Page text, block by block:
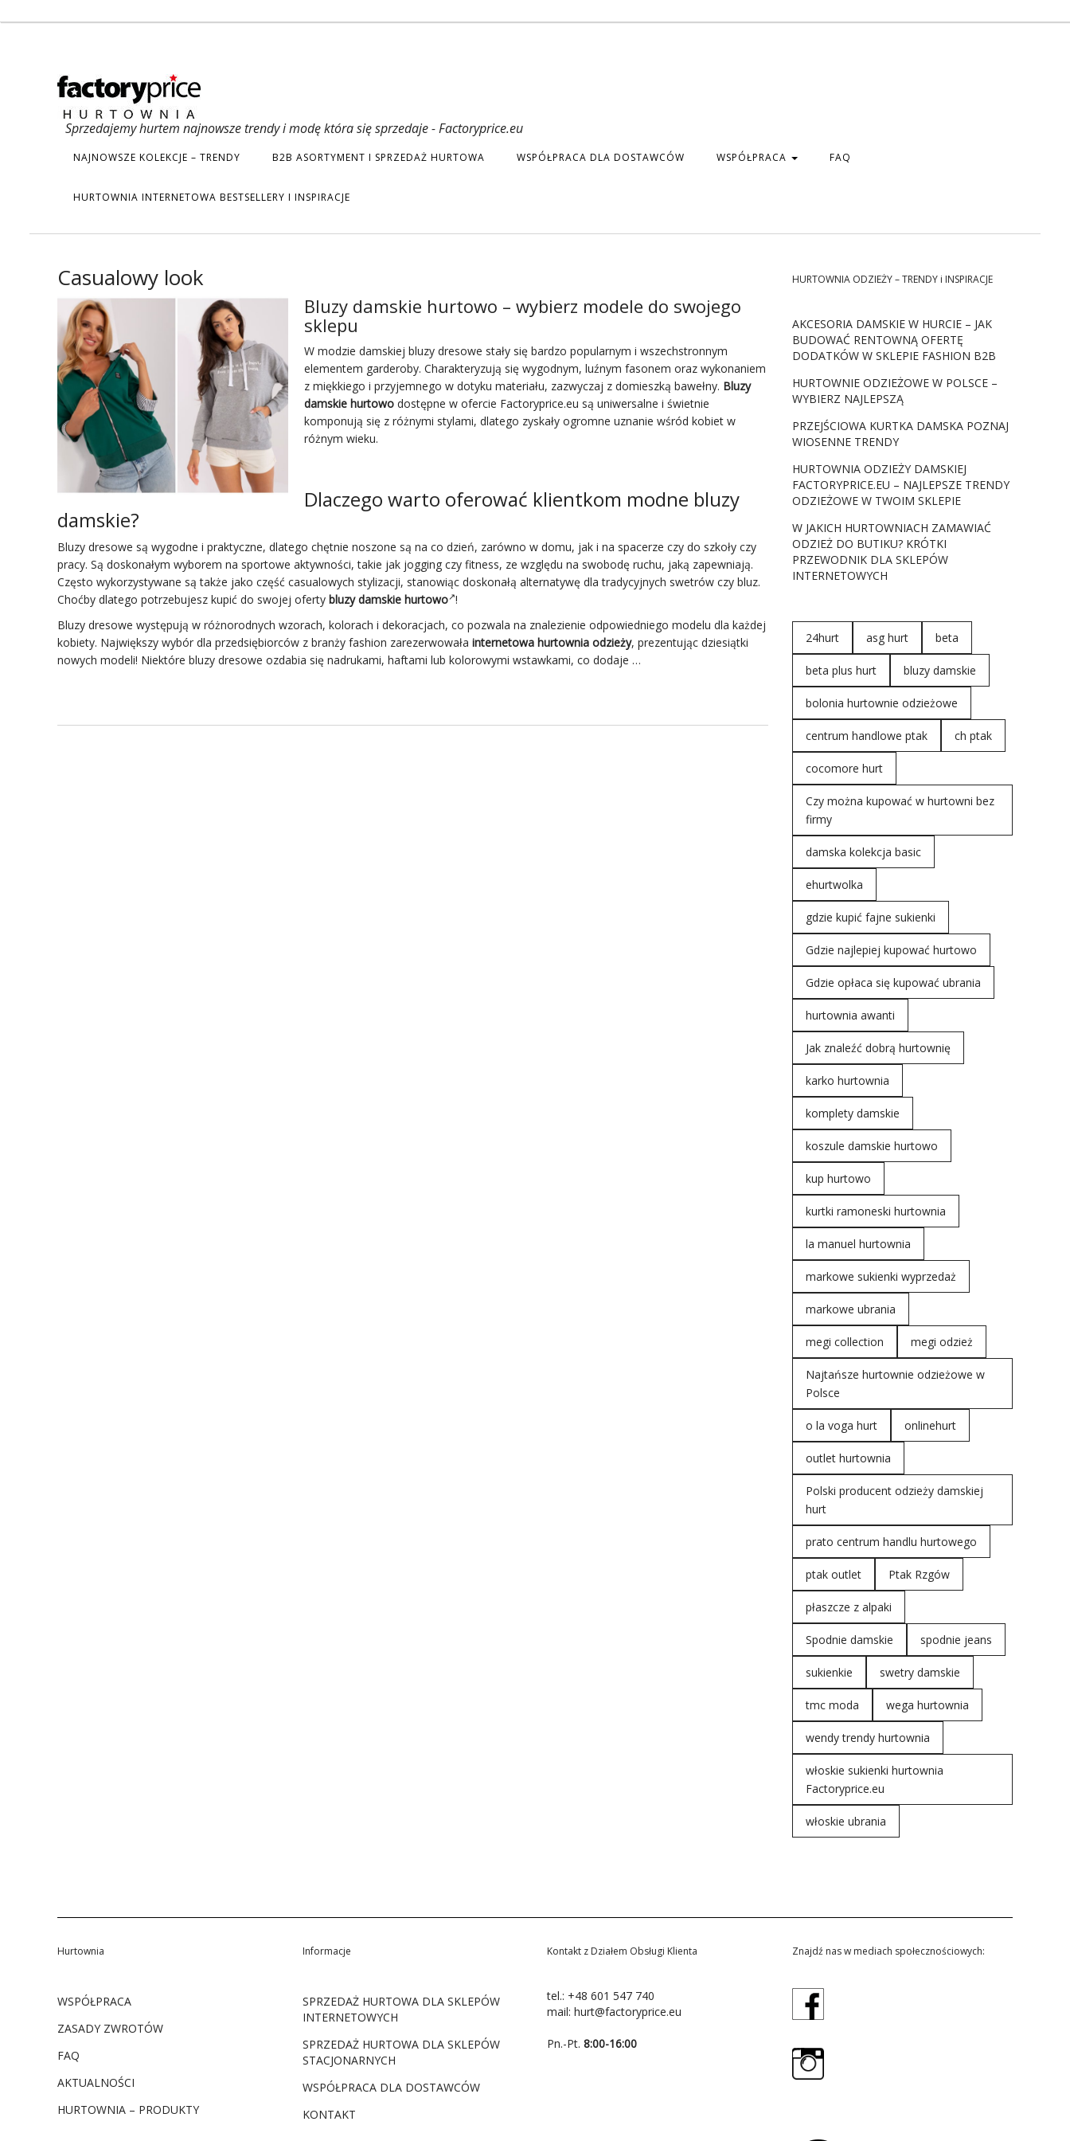
Sprzedajemy hurtem najnowsze trendy i modę która się sprzedaje - Factoryprice.eu
NAJNOWSZE KOLEKCJE – TRENDY B2B ASORTYMENT I SPRZEDAŻ HURTOWA WSPÓŁPRACA DLA DOSTAWCÓW WSPÓŁPRACA FAQ
HURTOWNIA INTERNETOWA BESTSELLERY I INSPIRACJE
Casualowy look
Bluzy damskie hurtowo – wybierz modele do swojego
sklepu
W modzie damskiej bluzy dresowe stały się bardzo popularnym i wszechstronnym
elementem garderoby. Charakteryzują się wygodnym, luźnym fasonem oraz wykonaniem
z miękkiego i przyjemnego w dotyku materiału, zazwyczaj z domieszką bawełny. Bluzy
damskie hurtowo dostępne w ofercie Factoryprice.eu są uniwersalne i świetnie
komponują się z różnymi stylami, dlatego zyskały ogromne uznanie wśród kobiet w
różnym wieku.
Dlaczego warto oferować klientkom modne bluzy
damskie?
Bluzy dresowe są wygodne i praktyczne, dlatego chętnie noszone są na co dzień, zarówno w domu, jak i na spacerze czy do szkoły czy
pracy. Są doskonałym wyborem na sportowe aktywności, takie jak jogging czy fitness, ze względu na swobodę ruchu, jaką zapewniają.
Często wykorzystywane są także jako część casualowych stylizacji, stanowiąc doskonałą alternatywę dla tradycyjnych swetrów czy bluz.
Choćby dlatego potrzebujesz kupić do swojej oferty bluzy damskie hurtowo !
Bluzy dresowe występują w różnorodnych wzorach, kolorach i dekoracjach, co pozwala na znalezienie odpowiedniego modelu dla każdej
kobiety. Największy wybór dla przedsiębiorców z branży fashion zarezerwowała internetowa hurtownia odzieży, prezentując dziesiątki
nowych modeli! Niektóre bluzy dresowe ozdabia się nadrukami, haftami lub kolorowymi wstawkami, co dodaje …
HURTOWNIA ODZIEŻY – TRENDY i INSPIRACJE
AKCESORIA DAMSKIE W HURCIE – JAK
BUDOWAĆ RENTOWNĄ OFERTĘ
DODATKÓW W SKLEPIE FASHION B2B
HURTOWNIE ODZIEŻOWE W POLSCE –
WYBIERZ NAJLEPSZĄ
PRZEJŚCIOWA KURTKA DAMSKA POZNAJ
WIOSENNE TRENDY
HURTOWNIA ODZIEŻY DAMSKIEJ
FACTORYPRICE.EU – NAJLEPSZE TRENDY
ODZIEŻOWE W TWOIM SKLEPIE
W JAKICH HURTOWNIACH ZAMAWIAĆ
ODZIEŻ DO BUTIKU? KRÓTKI
PRZEWODNIK DLA SKLEPÓW
INTERNETOWYCH
24hurt asg hurt beta
beta plus hurt bluzy damskie
bolonia hurtownie odzieżowe
centrum handlowe ptak ch ptak
cocomore hurt
Czy można kupować w hurtowni bez
firmy
damska kolekcja basic
ehurtwolka
gdzie kupić fajne sukienki
Gdzie najlepiej kupować hurtowo
Gdzie opłaca się kupować ubrania
hurtownia awanti
Jak znaleźć dobrą hurtownię
karko hurtownia
komplety damskie
koszule damskie hurtowo
kup hurtowo
kurtki ramoneski hurtownia
la manuel hurtownia
markowe sukienki wyprzedaż
markowe ubrania
megi collection megi odzież
Najtańsze hurtownie odzieżowe w
Polsce
o la voga hurt onlinehurt
outlet hurtownia
Polski producent odzieży damskiej
hurt
prato centrum handlu hurtowego
ptak outlet Ptak Rzgów
płaszcze z alpaki
Spodnie damskie spodnie jeans
sukienkie swetry damskie
tmc moda wega hurtownia
wendy trendy hurtownia
włoskie sukienki hurtownia
Factoryprice.eu
włoskie ubrania
Hurtownia
WSPÓŁPRACA
ZASADY ZWROTÓW
FAQ
AKTUALNOŚCI
HURTOWNIA – PRODUKTY
Informacje
SPRZEDAŻ HURTOWA DLA SKLEPÓW
INTERNETOWYCH
SPRZEDAŻ HURTOWA DLA SKLEPÓW
STACJONARNYCH
WSPÓŁPRACA DLA DOSTAWCÓW
KONTAKT
Kontakt z Działem Obsługi Klienta
tel.: +48 601 547 740
mail: hurt@factoryprice.eu
Pn.-Pt. 8:00-16:00
Znajdź nas w mediach społecznościowych: